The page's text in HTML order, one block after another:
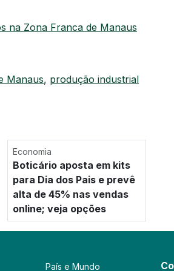
na Zona Franca de Manaus
Manaus, produção industrial
Economia
Boticário aposta em kits
para Dia dos Pais e prevê
alta de 45% nas vendas
online; veja opções
País e Mundo